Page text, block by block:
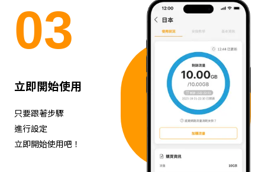
03
立即開始使用
只要跟著步驟
進行設定
立即開始使用吧！